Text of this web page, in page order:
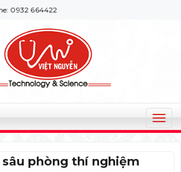
664422
T
o
phòng thí nghiệm